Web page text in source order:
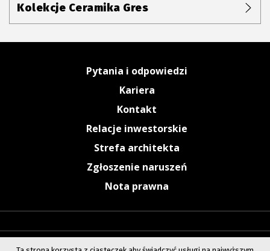
Kolekcje Ceramika Gres
Pytania i odpowiedzi
Kariera
Kontakt
Relacje inwestorskie
Strefa architekta
Zgłoszenie naruszeń
Nota prawna